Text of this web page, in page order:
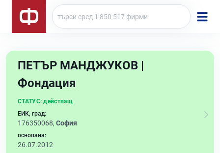
ПЕТЪР МАНДЖУКОВ |
Фондация
СТАТУС: действащ
ЕИК, град:
176350068, София
основана:
26.07.2012